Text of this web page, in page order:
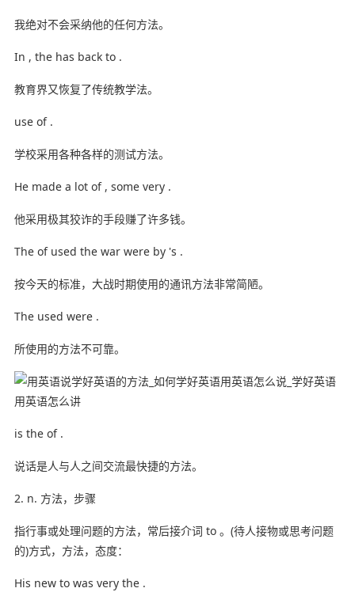
我绝对不会采纳他的任何方法。
In , the has back to .
教育界又恢复了传统教学法。
use of .
学校采用各种各样的测试方法。
He made a lot of , some very .
他采用极其狡诈的手段赚了许多钱。
The of used the war were by 's .
按今天的标准，大战时期使用的通讯方法非常简陋。
The used were .
所使用的方法不可靠。
is the of .
说话是人与人之间交流最快捷的方法。
2. n. 方法，步骤
指行事或处理问题的方法，常后接介词 to 。(待人接物或思考问题
的)方式，方法，态度：
His new to was very the .